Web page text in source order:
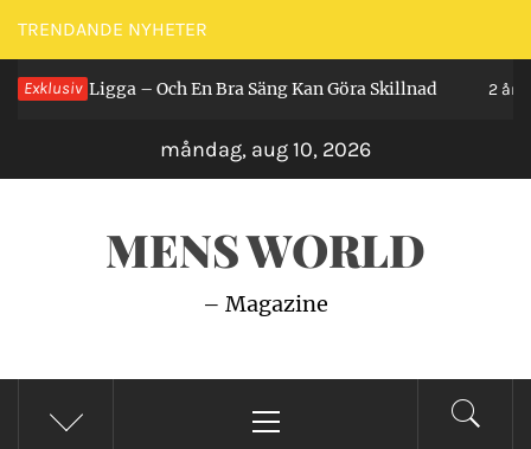
Hoppa
till
innehåll
TRENDANDE NYHETER
Exklusiv
Man Ligga – Och En Bra Säng Kan Göra Skillnad 2 år
måndag, aug 10, 2026
MENS WORLD
– Magazine
meny